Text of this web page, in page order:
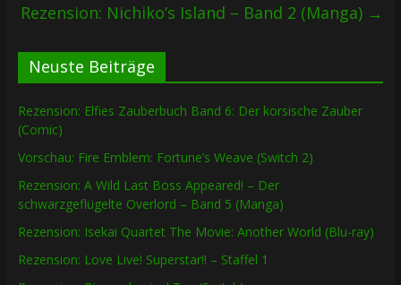
Rezension: Nichiko’s Island – Band 2 (Manga) →
Neuste Beiträge
Rezension: Elfies Zauberbuch Band 6: Der korsische Zauber
(Comic)
Vorschau: Fire Emblem: Fortune’s Weave (Switch 2)
Rezension: A Wild Last Boss Appeared! – Der
schwarzgeflügelte Overlord – Band 5 (Manga)
Rezension: Isekai Quartet The Movie: Another World (Blu-ray)
Rezension: Love Live! Superstar!! – Staffel 1